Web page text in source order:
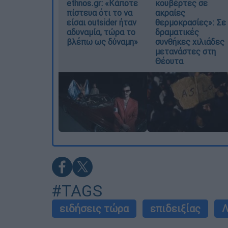
ethnos.gr: «Κάποτε
πίστευα ότι το να
είσαι outsider ήταν
αδυναμία, τώρα το
βλέπω ως δύναμη»
κουβέρτες σε
ακραίες
θερμοκρασίες»: Σε
δραματικές
συνθήκες χιλιάδες
μετανάστες στη
Θέουτα
#TAGS
ειδήσεις τώρα επιδειξίας